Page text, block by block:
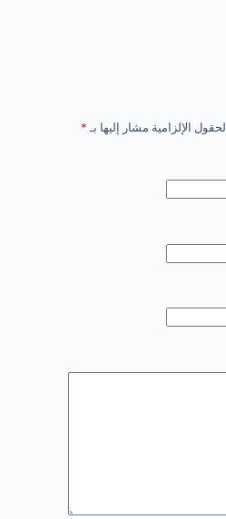
الحقول الإلزامية مشار إليها بـ *